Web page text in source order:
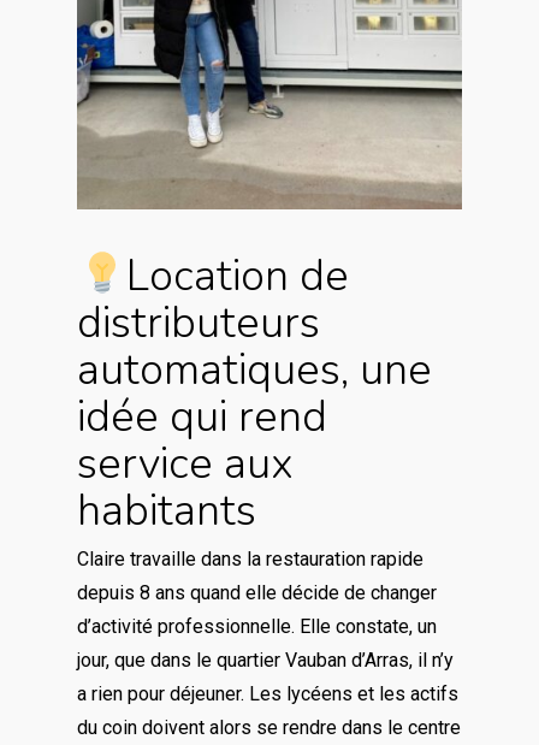
Location de
distributeurs
automatiques, une
idée qui rend
service aux
habitants
Claire travaille dans la restauration rapide
depuis 8 ans quand elle décide de changer
d’activité professionnelle. Elle constate, un
jour, que dans le quartier Vauban d’Arras, il n’y
a rien pour déjeuner. Les lycéens et les actifs
du coin doivent alors se rendre dans le centre